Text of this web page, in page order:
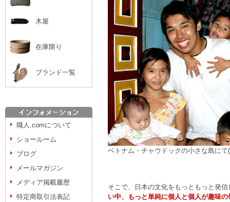
木屋
在庫限り
ブランド一覧
職人.comについて
ショールーム
ブログ
メールマガジン
メディア掲載履歴
特定商取引法表記
ベトナム・チャウドックの小さな島にて
そこで、日本の文化をもっともっと発信
い中、もっと単純に個人と個人が趣味